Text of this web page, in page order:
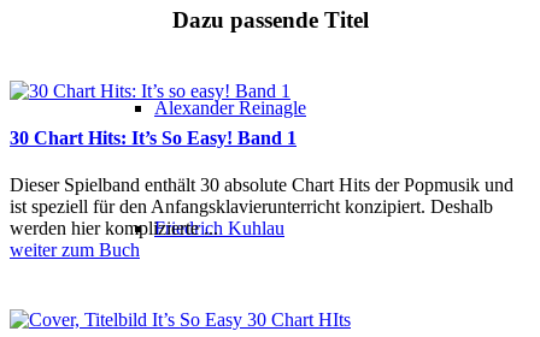
Alexander Reinagle
Friedrich Kuhlau
Dazu passende Titel
30 Chart Hits: It’s So Easy! Band 1
Dieser Spielband enthält 30 absolute Chart Hits der Popmusik und
ist speziell für den Anfangsklavierunterricht konzipiert. Deshalb
werden hier komplizierte ...
weiter zum Buch